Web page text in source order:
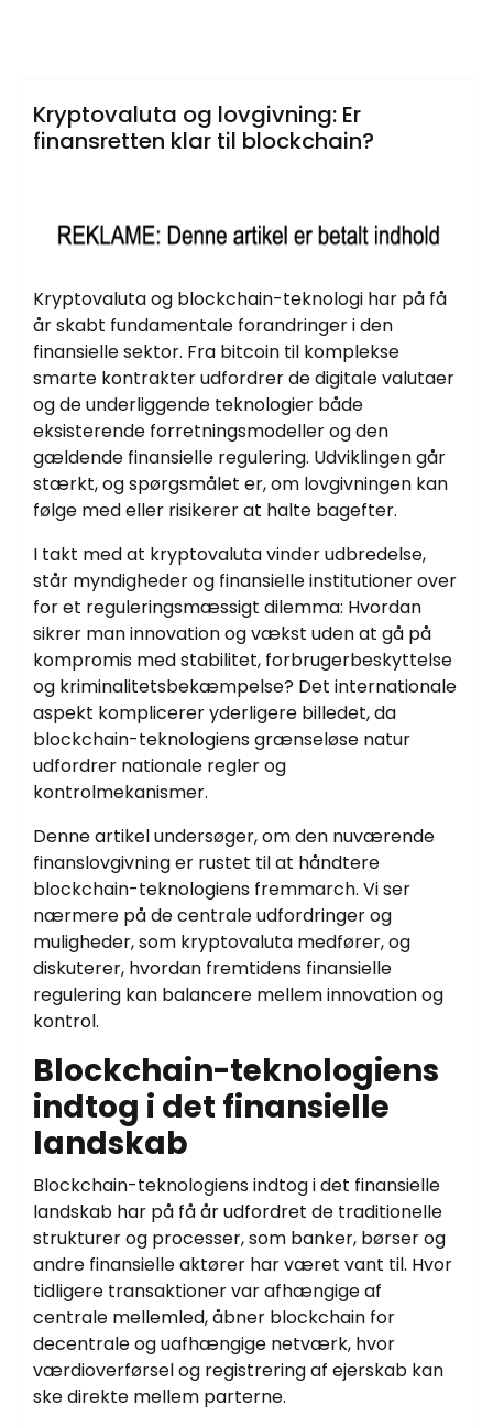
Samtlige Guides på fdbr.dk
Kryptovaluta og lovgivning: Er
finansretten klar til blockchain?
Kryptovaluta og blockchain-teknologi har på få
år skabt fundamentale forandringer i den
finansielle sektor. Fra bitcoin til komplekse
smarte kontrakter udfordrer de digitale valutaer
og de underliggende teknologier både
eksisterende forretningsmodeller og den
gældende finansielle regulering. Udviklingen går
stærkt, og spørgsmålet er, om lovgivningen kan
følge med eller risikerer at halte bagefter.
I takt med at kryptovaluta vinder udbredelse,
står myndigheder og finansielle institutioner over
for et reguleringsmæssigt dilemma: Hvordan
sikrer man innovation og vækst uden at gå på
kompromis med stabilitet, forbrugerbeskyttelse
og kriminalitetsbekæmpelse? Det internationale
aspekt komplicerer yderligere billedet, da
blockchain-teknologiens grænseløse natur
udfordrer nationale regler og
kontrolmekanismer.
Denne artikel undersøger, om den nuværende
finanslovgivning er rustet til at håndtere
blockchain-teknologiens fremmarch. Vi ser
nærmere på de centrale udfordringer og
muligheder, som kryptovaluta medfører, og
diskuterer, hvordan fremtidens finansielle
regulering kan balancere mellem innovation og
kontrol.
Blockchain-teknologiens
indtog i det finansielle
landskab
Blockchain-teknologiens indtog i det finansielle
landskab har på få år udfordret de traditionelle
strukturer og processer, som banker, børser og
andre finansielle aktører har været vant til. Hvor
tidligere transaktioner var afhængige af
centrale mellemled, åbner blockchain for
decentrale og uafhængige netværk, hvor
værdioverførsel og registrering af ejerskab kan
ske direkte mellem parterne.